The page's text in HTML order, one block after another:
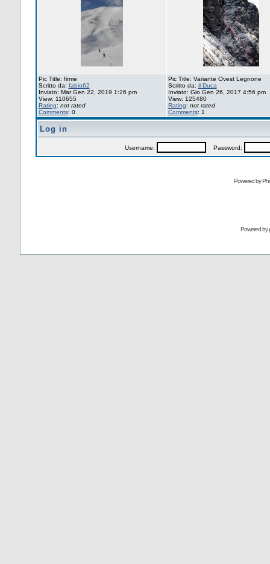
Pic Title: firme
Scritto da: fabio62
Inviato: Mar Gen 22, 2019 1:26 pm
View: 110655
Rating: not rated
Comments: 0
Pic Title: Variante Ovest Legnone
Scritto da: il Duca
Inviato: Gio Gen 26, 2017 4:56 pm
View: 125480
Rating: not rated
Comments: 1
Log in
Username: Password:
Powered by
Powered by